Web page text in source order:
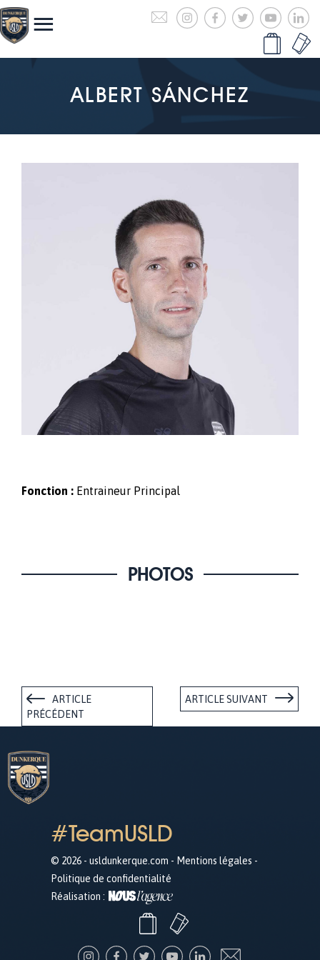
ALBERT SÁNCHEZ
Fonction : Entraineur Principal
PHOTOS
ARTICLE
PRÉCÉDENT
ARTICLE SUIVANT
#TeamUSLD
© 2026 - usldunkerque.com - Mentions légales -
Politique de confidentialité
Réalisation :